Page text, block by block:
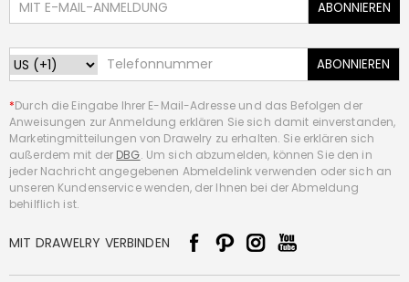
ABONNIEREN
ABONNIEREN
*Durch die Eingabe Ihrer E-Mail-Adresse und das Befolgen der
Anweisungen zur Anmeldung erklären Sie sich damit einverstanden,
Marketingmitteilungen von Drawelry zu erhalten. Sie erklären sich
außerdem mit der DBG. Um sich abzumelden, können Sie den in
jeder Nachricht angegebenen Abmeldelink verwenden oder sich an
unseren Kundenservice wenden, der Ihnen bei der Abmeldung
behilflich ist.
MIT DRAWELRY VERBINDEN